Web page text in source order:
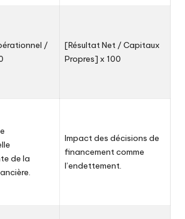
/
[Résultat Net / Capitaux
Propres] x 100
de la
Impact des décisions de
financement comme
l’endettement.